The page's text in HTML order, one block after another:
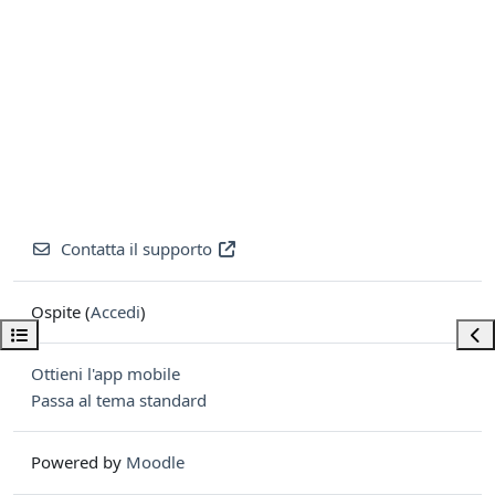
Apri indice del corso
Contatta il supporto
Ospite (Accedi)
Ottieni l'app mobile
Passa al tema standard
Powered by Moodle